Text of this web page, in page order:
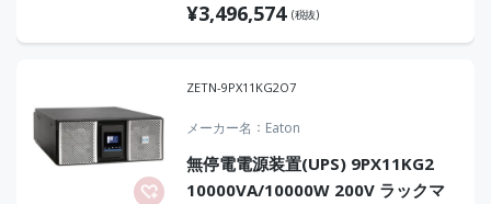
¥3,496,574 (税抜)
ZETN-9PX11KG2O7
メーカー名 Eaton
無停電電源装置(UPS) 9PX11KG2
10000VA/10000W 200V ラックマ